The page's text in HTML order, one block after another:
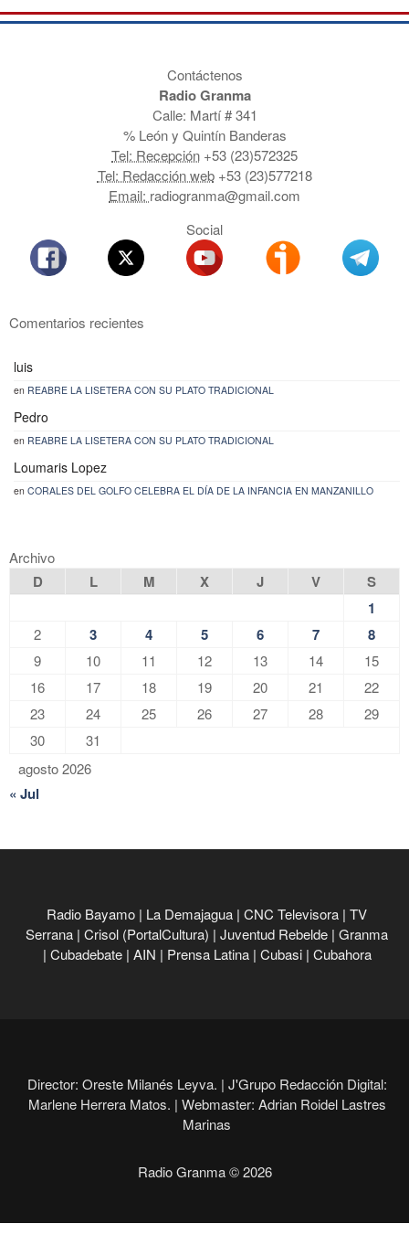
Contáctenos
Radio Granma
Calle: Martí # 341
% León y Quintín Banderas
Tel: Recepción +53 (23)572325
Tel: Redacción web+53 (23)577218
Email: radiogranma@gmail.com
Social
Comentarios recientes
luis
en REABRE LA LISETERA CON SU PLATO TRADICIONAL
Pedro
en REABRE LA LISETERA CON SU PLATO TRADICIONAL
Loumaris Lopez
en CORALES DEL GOLFO CELEBRA EL DÍA DE LA INFANCIA EN MANZANILLO
Archivo
agosto 2026
D L M X J V
S
1
2 3 4 5 6 7 8
9 10 11 12 13 14
15
16
17 18 19 20 21
22
23
24 25 26 27 28
29
30
31
« Jul
Radio Bayamo | La Demajagua | CNC Televisora | TV
Serrana | Crisol (PortalCultura) | Juventud Rebelde | Granma
| Cubadebate | AIN | Prensa Latina | Cubasi | Cubahora
Director: Oreste Milanés Leyva. | J'Grupo Redacción Digital:
Marlene Herrera Matos. | Webmaster: Adrian Roidel Lastres
Marinas
Radio Granma © 2026